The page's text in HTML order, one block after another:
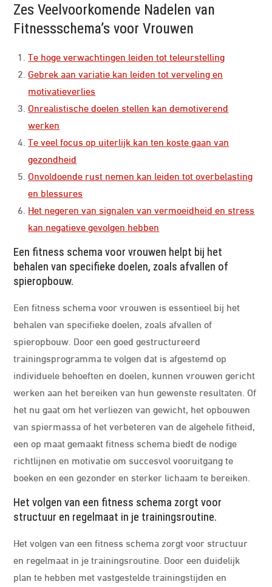
Zes Veelvoorkomende Nadelen van
Fitnessschema’s voor Vrouwen
Te hoge verwachtingen leiden tot teleurstelling
Gebrek aan variatie kan leiden tot verveling en
motivatieverlies
Onrealistische doelen stellen kan demotiverend
werken
Te veel focus op uiterlijk kan ten koste gaan van
gezondheid
Onvoldoende rust nemen kan leiden tot overbelasting
en blessures
Het negeren van signalen van vermoeidheid en stress
kan negatieve gevolgen hebben
Een fitness schema voor vrouwen helpt bij het
behalen van specifieke doelen, zoals afvallen of
spieropbouw.
Een fitness schema voor vrouwen is essentieel bij het
behalen van specifieke doelen, zoals afvallen of
spieropbouw. Door een goed gestructureerd
trainingsprogramma te volgen dat is afgestemd op
individuele behoeften en doelen, kunnen vrouwen gericht
werken aan het bereiken van hun gewenste resultaten. Of
het nu gaat om het verliezen van gewicht, het opbouwen
van spiermassa of het verbeteren van de algehele fitheid,
een op maat gemaakt fitness schema biedt de nodige
richtlijnen en motivatie om succesvol vooruitgang te
boeken en een gezonder en sterker lichaam te bereiken.
Het volgen van een fitness schema zorgt voor
structuur en regelmaat in je trainingsroutine.
Het volgen van een fitness schema zorgt voor structuur
en regelmaat in je trainingsroutine. Door een duidelijk
plan te hebben met vastgestelde trainingstijden en